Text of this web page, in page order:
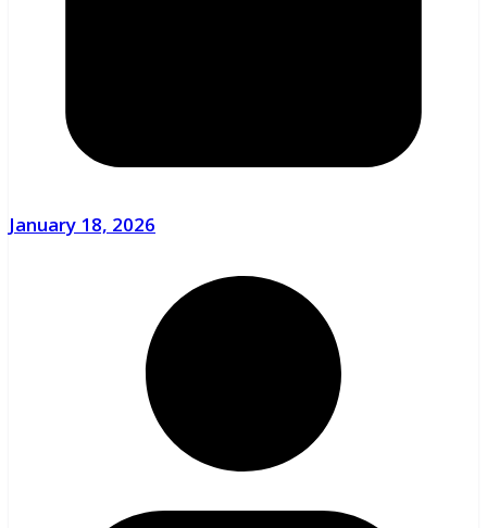
January 18, 2026